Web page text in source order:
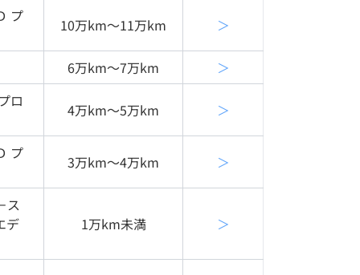
プ
10万km〜11万km ＞
6万km〜7万km ＞
ロ
4万km〜5万km ＞
プ
3万km〜4万km ＞
ス
デ
1万km未満 ＞